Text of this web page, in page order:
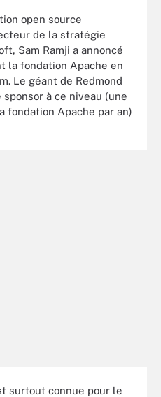
open source
de la stratégie
Sam Ramji a annoncé
la fondation Apache en
Le géant de Redmond
à ce niveau (une
fondation Apache par an)
surtout connue pour le